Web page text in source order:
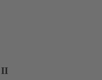
II